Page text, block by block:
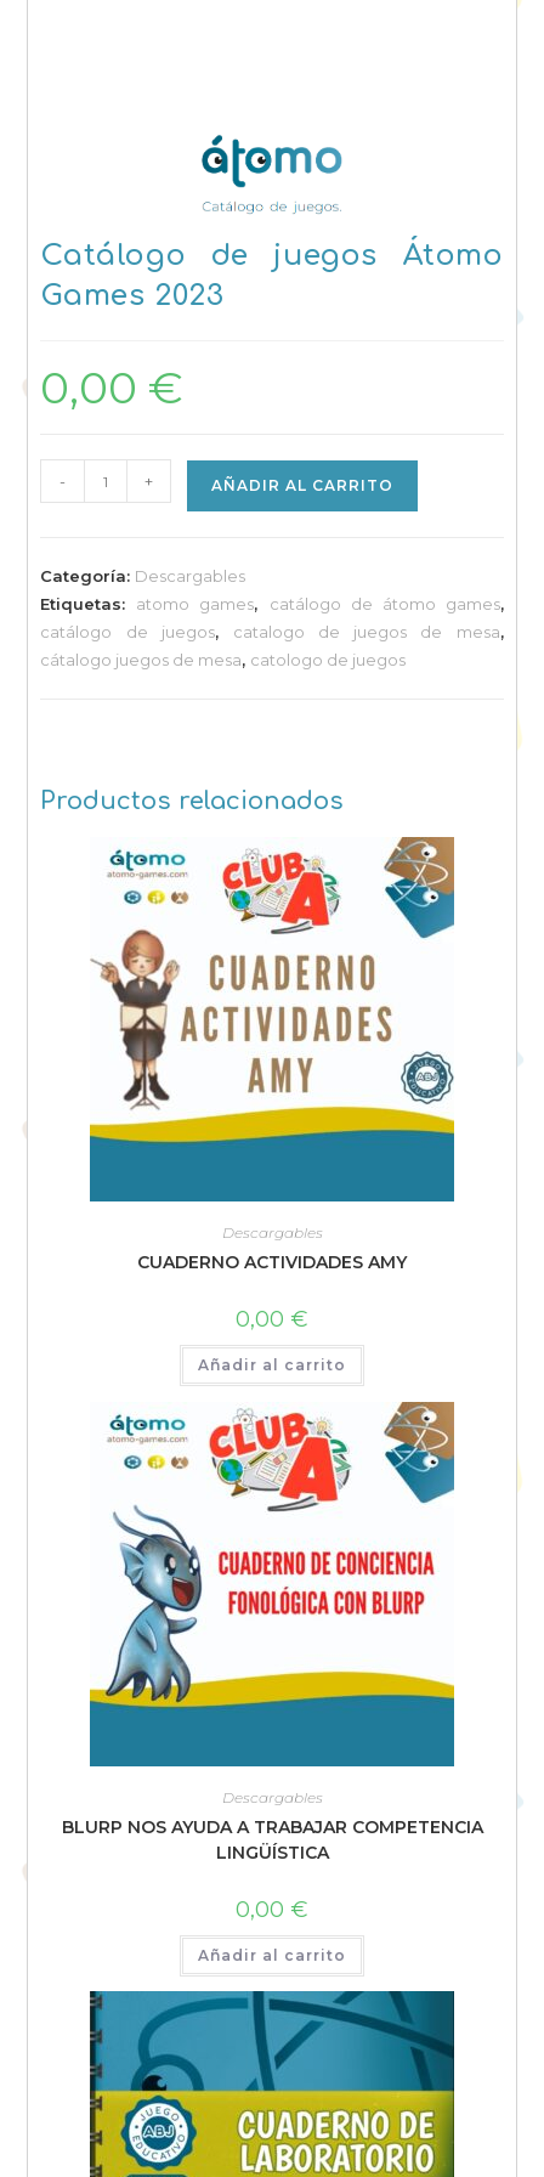
Catálogo de juegos Átomo
Games 2023
0,00 €
Catálogo
de
Games
2023
cantidad
- + AÑADIR AL CARRITO
Categoría: Descargables
Etiquetas: atomo games, catálogo de átomo games,
catálogo de juegos, catalogo de juegos de mesa,
cátalogo juegos de mesa, catologo de juegos
Productos relacionados
Descargables
CUADERNO ACTIVIDADES AMY
0,00 €
Añadir al carrito
Descargables
BLURP NOS AYUDA A TRABAJAR COMPETENCIA
LINGÜÍSTICA
0,00 €
Añadir al carrito